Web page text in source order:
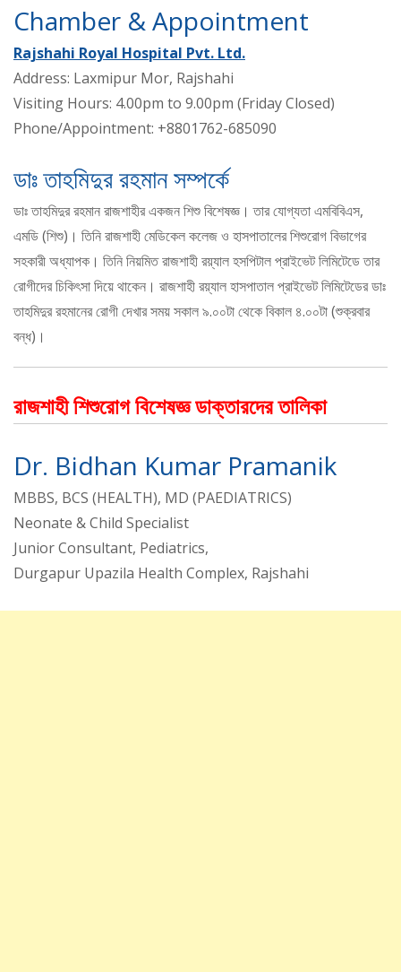
Chamber & Appointment
Rajshahi Royal Hospital Pvt. Ltd.
Address: Laxmipur Mor, Rajshahi
Visiting Hours: 4.00pm to 9.00pm (Friday Closed)
Phone/Appointment: +8801762-685090
ডাঃ তাহমিদুর রহমান সম্পর্কে
ডাঃ তাহমিদুর রহমান রাজশাহীর একজন শিশু বিশেষজ্ঞ। তার যোগ্যতা এমবিবিএস,
এমডি (শিশু)। তিনি রাজশাহী মেডিকেল কলেজ ও হাসপাতালের শিশুরোগ বিভাগের
সহকারী অধ্যাপক। তিনি নিয়মিত রাজশাহী রয়্যাল হসপিটাল প্রাইভেট লিমিটেডে তার
রোগীদের চিকিৎসা দিয়ে থাকেন। রাজশাহী রয়্যাল হাসপাতাল প্রাইভেট লিমিটেডের ডাঃ
তাহমিদুর রহমানের রোগী দেখার সময় সকাল ৯.০০টা থেকে বিকাল ৪.০০টা (শুক্রবার
বন্ধ)।
রাজশাহী শিশুরোগ বিশেষজ্ঞ ডাক্তারদের তালিকা
Dr. Bidhan Kumar Pramanik
MBBS, BCS (HEALTH), MD (PAEDIATRICS)
Neonate & Child Specialist
Junior Consultant, Pediatrics,
Durgapur Upazila Health Complex, Rajshahi